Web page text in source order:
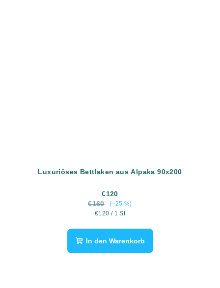
Luxuriöses Bettlaken aus Alpaka 90x200
€120
€160
(–25 %)
Verkaufspreis:
€120 / 1 St
In den Warenkorb